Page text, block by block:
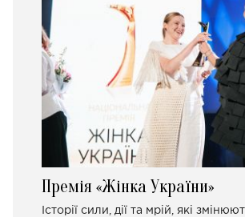
Премія «Жінка України»
Історії сили, дії та мрій, які